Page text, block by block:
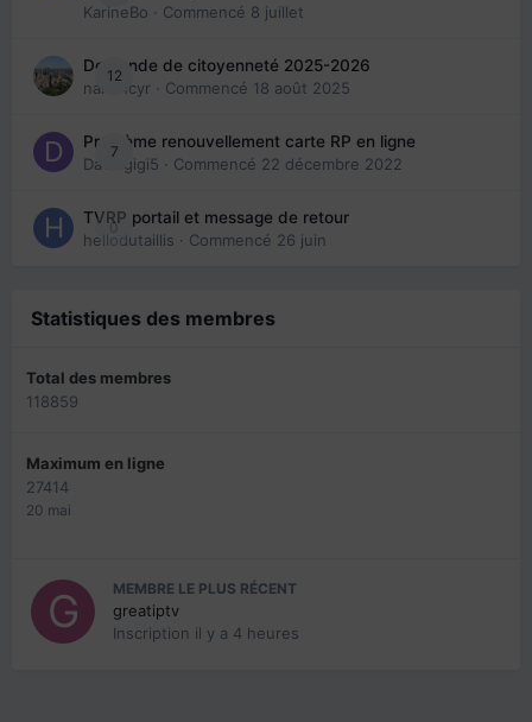
KarineBo · Commencé 8 juillet
12
Demande de citoyenneté 2025-2026
nanancyr · Commencé 18 août 2025
7
Problème renouvellement carte RP en ligne
Davidgigi5 · Commencé 22 décembre 2022
0
TVRP portail et message de retour
hellodutaillis · Commencé 26 juin
Statistiques des membres
Total des membres
118859
Maximum en ligne
27414
20 mai
MEMBRE LE PLUS RÉCENT
greatiptv
Inscription il y a 4 heures